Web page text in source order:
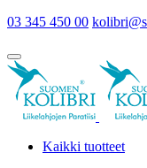
03 345 450 00
Kaikki tuotteet